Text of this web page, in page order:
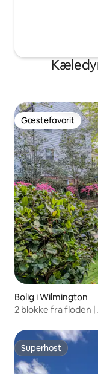
Gæstefavorit
Gæstefavorit
Bolig i Wilmington
2 blokke fra floden |
Superhost
Superhost